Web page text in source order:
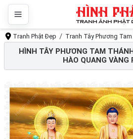
Tranh Phật Đẹp Tranh Tây Phương
HÌNH TÂY PHƯƠNG TAM
HÀO QUANG VÀNG